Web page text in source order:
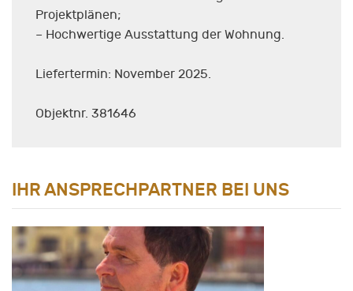
Projektplänen;
– Hochwertige Ausstattung der Wohnung.
Liefertermin: November 2025.
Objektnr. 381646
IHR ANSPRECHPARTNER BEI UNS